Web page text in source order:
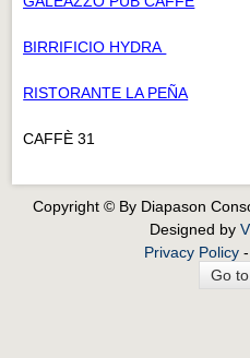
BIRRIFICIO HYDRA
RISTORANTE LA PEÑA
CAFFÈ 31
Copyright © By Diapason
Designed by
Privacy Policy-
Go